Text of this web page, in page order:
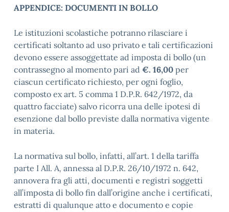
APPENDICE: DOCUMENTI IN BOLLO
Le istituzioni scolastiche potranno rilasciare i
certificati soltanto ad uso privato e tali certificazioni
devono essere assoggettate ad imposta di bollo (un
contrassegno al momento pari ad €. 16,00 per
ciascun certificato richiesto, per ogni foglio,
composto ex art. 5 comma 1 D.P.R. 642/1972, da
quattro facciate) salvo ricorra una delle ipotesi di
esenzione dal bollo previste dalla normativa vigente
in materia.
La normativa sul bollo, infatti, all’art. 1 della tariffa
parte I All. A, annessa al D.P.R. 26/10/1972 n. 642,
annovera fra gli atti, documenti e registri soggetti
all’imposta di bollo fin dall’origine anche i certificati,
estratti di qualunque atto e documento e copie